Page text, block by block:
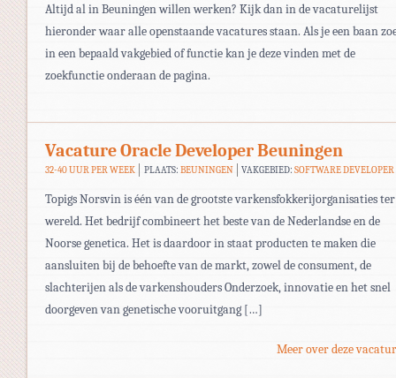
Altijd al in Beuningen willen werken? Kijk dan in de vacaturelijst
hieronder waar alle openstaande vacatures staan. Als je een baan
in een bepaald vakgebied of functie kan je deze vinden met de
zoekfunctie onderaan de pagina.
Vacature Oracle Developer Beuningen
32-40 UUR PER WEEK PLAATS: BEUNINGEN VAKGEBIED:SOFTWARE DEVELOPER
Topigs Norsvin is één van de grootste varkensfokkerijorganisaties ter
wereld. Het bedrijf combineert het beste van de Nederlandse en de
Noorse genetica. Het is daardoor in staat producten te maken die
aansluiten bij de behoefte van de markt, zowel de consument, de
slachterijen als de varkenshouders Onderzoek, innovatie en het snel
doorgeven van genetische vooruitgang […]
Meer over deze